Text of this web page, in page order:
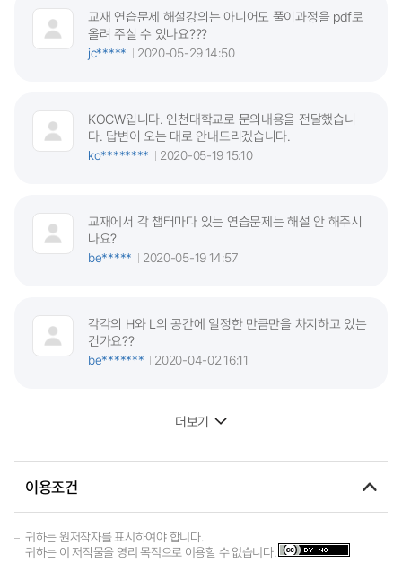
교재 연습문제 해설강의는 아니어도 풀이과정을 pdf로
올려 주실 수 있나요???
jc*****
2020-05-29 14:50
KOCW입니다. 인천대학교로 문의내용을 전달했습니
다. 답변이 오는 대로 안내드리겠습니다.
ko********
2020-05-19 15:10
교재에서 각 챕터마다 있는 연습문제는 해설 안 해주시
나요?
be*****
2020-05-19 14:57
각각의 H와 L의 공간에 일정한 만큼만을 차지하고 있는
건가요??
be*******
2020-04-02 16:11
더보기
이용조건
귀하는 원저작자를 표시하여야 합니다.
귀하는 이 저작물을 영리 목적으로 이용할 수 없습니다.